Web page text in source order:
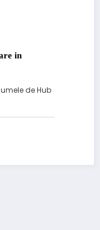
in
de Hub